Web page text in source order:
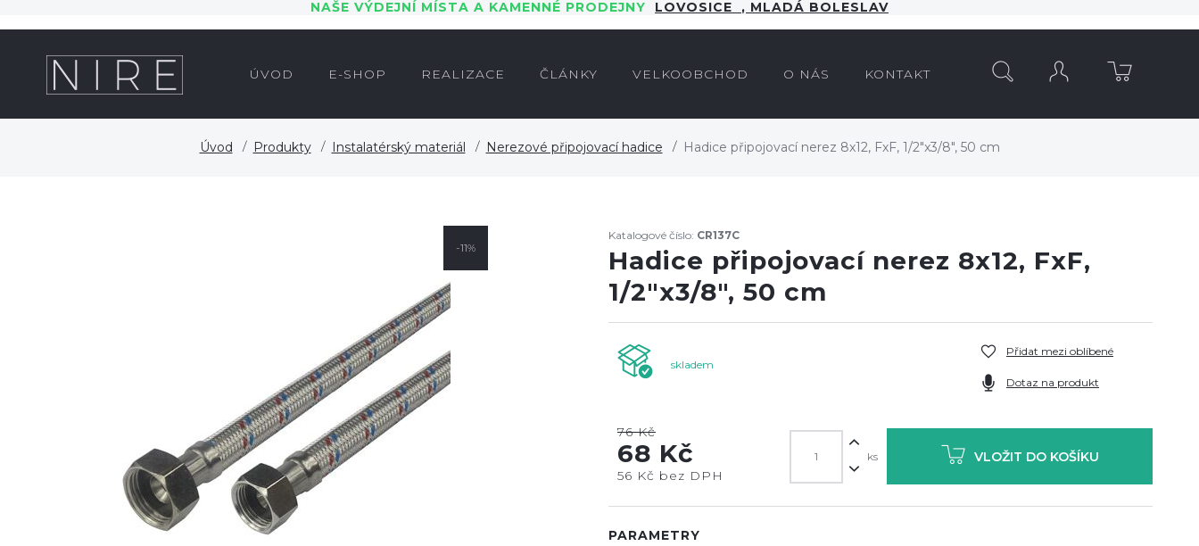
NAŠE VÝDEJNÍ MÍSTA A KAMENNÉ PRODEJNY LOVOSICE , MLADÁ BOLESLAV
ÚVOD E-SHOP REALIZACE ČLÁNKY VELKOOBCHOD O NÁS KONTAKT
Úvod Produkty Instalatérský materiál Nerezové připojovací hadice Hadice připojovací nerez 8x12, FxF, 1/2"x3/8", 50 cm
-11%
Katalogové číslo: CR137C
Hadice připojovací nerez 8x12, FxF,
1/2"x3/8", 50 cm
skladem
Přidat mezi oblíbené
Dotaz na produkt
76 Kč
68 Kč
56 Kč bez DPH
ks VLOŽIT DO KOŠÍKU
PARAMETRY